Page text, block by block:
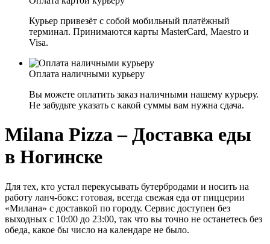
Курьер привезёт с собой мобильный платёжный
терминал. Принимаются карты MasterCard, Maestro и
Visa.
Оплата наличными курьеру
Вы можете оплатить заказ наличными нашему курьеру.
Не забудьте указать с какой суммы вам нужна сдача.
Milana Pizza – Доставка еды
в Ногинске
Для тех, кто устал перекусывать бутербродами и носить на
работу ланч-бокс: готовая, всегда свежая еда от пиццерии
«Милана» с доставкой по городу. Сервис доступен без
выходных с 10:00 до 23:00, так что вы точно не останетесь без
обеда, какое бы число на календаре не было.